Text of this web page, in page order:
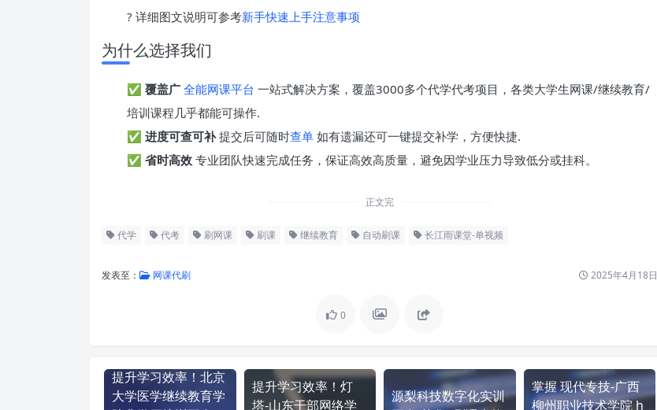
? 详细图文说明可参考新手快速上手注意事项
为什么选择我们
✅ 覆盖广 全能网课平台 一站式解决方案，覆盖3000多个代学代考项目，各类大学生网课/继续教育/
培训课程几乎都能可操作.
✅ 进度可查可补提交后可随时查单 如有遗漏还可一键提交补学，方便快捷.
✅ 省时高效 专业团队快速完成任务，保证高效高质量，避免因学业压力导致低分或挂科。
正文完
代学 代考 刷网课 刷课 继续教育 自动刷课 长江雨课堂-单视频
发表至： 网课代刷 2025年4月18日
0
提升学习效率！北京
大学医学继续教育学
提升学习效率！灯
塔-山东干部网络学
源梨科技数字化实训
掌握 现代专技-广西
柳州职业技术学院 h